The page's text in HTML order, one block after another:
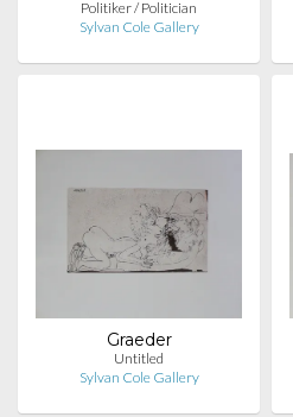
Politiker / Politician
Sylvan Cole Gallery
Graeder
Untitled
Sylvan Cole Gallery